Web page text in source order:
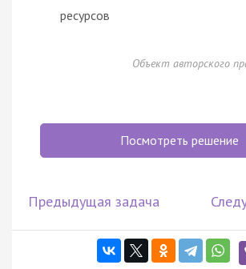
ресурсов
Объект авторского
Посмотреть решение
Предыдущая задача